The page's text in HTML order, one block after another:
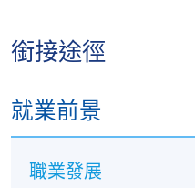
別讓社會的固有思
放眼更高，走得更遠。
COML9020
銜接途徑
就業前景
職業發展